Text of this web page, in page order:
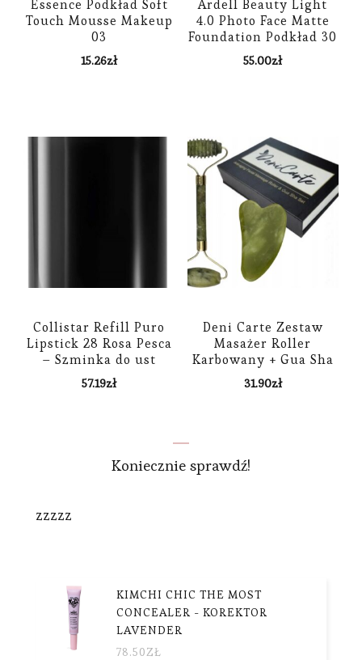
Essence Podkład Soft
Touch Mousse Makeup
03
15.26zł
Ardell Beauty Light
4.0 Photo Face Matte
Foundation Podkład 30
ml
55.00zł
Collistar Refill Puro
Lipstick 28 Rosa Pesca
– Szminka do ust
wkład 3ml
57.19zł
Deni Carte Zestaw
Masażer Roller
Karbowany + Gua Sha
Box 87399
31.90zł
Koniecznie sprawdź!
zzzzz
KIMCHI CHIC THE MOST
CONCEALER - KOREKTOR
LAVENDER
78.50ZŁ